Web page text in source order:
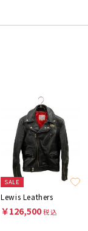
SALE
Lewis Leathers
￥126,500税込